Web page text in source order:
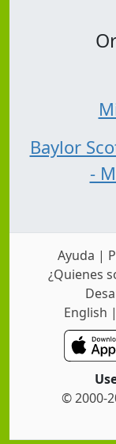
Baylor
-
Ayuda |
¿Quienes
English |
© 2000-